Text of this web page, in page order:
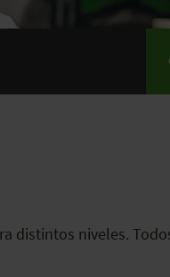
distintos niveles.